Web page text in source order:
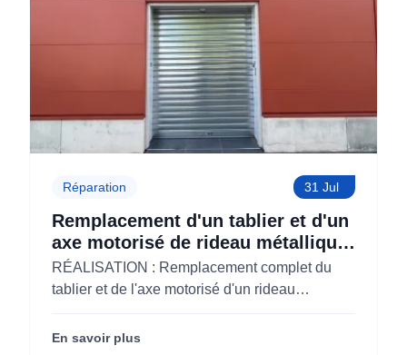
Réparation 31 Jul
Remplacement d'un tablier et d'un
axe motorisé de rideau métallique
pour M'CHADAL (Optical Center)
(95)
RÉALISATION : Remplacement complet du
tablier et de l'axe motorisé d'un rideau
Center) (95290).
En savoir plus